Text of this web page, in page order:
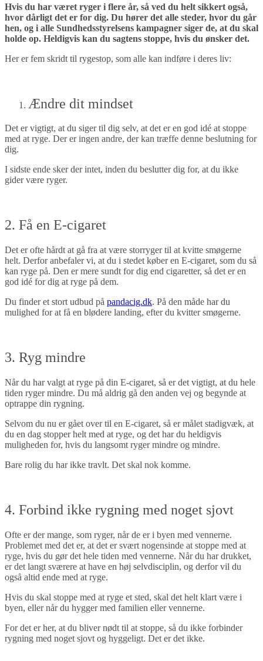
Hvis du har været ryger i flere år, så ved du helt sikkert også,
hvor dårligt det er for dig. Du hører det alle steder, hvor du går
hen, og i alle Sundhedsstyrelsens kampagner siger de, at du skal
holde op. Heldigvis kan du sagtens stoppe, hvis du ønsker det.
Her er fem skridt til rygestop, som alle kan indføre i deres liv:
Ændre dit mindset
Det er vigtigt, at du siger til dig selv, at det er en god idé at stoppe
med at ryge. Der er ingen andre, der kan træffe denne beslutning for
dig.
I sidste ende sker der intet, inden du beslutter dig for, at du ikke
gider være ryger.
2. Få en E-cigaret
Det er ofte hårdt at gå fra at være storryger til at kvitte smøgerne
helt. Derfor anbefaler vi, at du i stedet køber en E-cigaret, som du så
kan ryge på. Den er mere sundt for dig end cigaretter, så det er en
god idé for dig at ryge på dem.
Du finder et stort udbud på pandacig.dk. På den måde har du
mulighed for at få en blødere landing, efter du kvitter smøgerne.
3. Ryg mindre
Når du har valgt at ryge på din E-cigaret, så er det vigtigt, at du hele
tiden ryger mindre. Du må aldrig gå den anden vej og begynde at
optrappe din rygning.
Selvom du nu er gået over til en E-cigaret, så er målet stadigvæk, at
du en dag stopper helt med at ryge, og det har du heldigvis
muligheden for, hvis du langsomt ryger mindre og mindre.
Bare rolig du har ikke travlt. Det skal nok komme.
4. Forbind ikke rygning med noget sjovt
Ofte er der mange, som ryger, når de er i byen med vennerne.
Problemet med det er, at det er svært nogensinde at stoppe med at
ryge, hvis du gør det hele tiden med vennerne. Når du har drukket,
er det langt sværere at have en høj selvdisciplin, og derfor vil du
også altid ende med at ryge.
Hvis du skal stoppe med at ryge et sted, skal det helt klart være i
byen, eller når du hygger med familien eller vennerne.
For det er her, at du bliver nødt til at stoppe, så du ikke forbinder
rygning med noget sjovt og hyggeligt. Det er det ikke.